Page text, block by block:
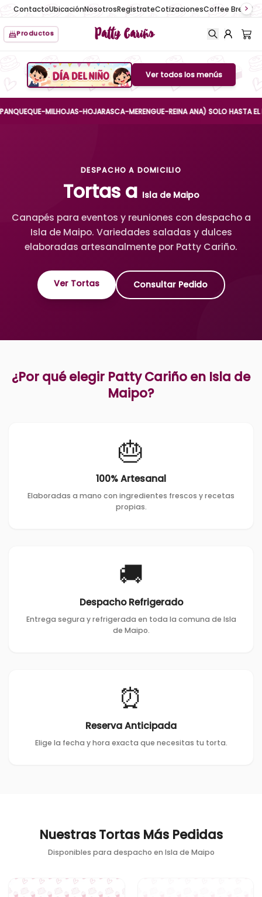
ContactoUbicaciónNosotrosRegistrateCotizacionesCoffee Break
Productos Patty Cariño
Boton de menu
Ver todos los menús
MILHOJAS-HOJARASCA-MERENGUE-REINA ANA) SOLO HASTA EL DÍA
DESPACHO A DOMICILIO
Tortas a Isla de Maipo
Canapés para eventos y reuniones con despacho a
Isla de Maipo. Variedades saladas y dulces
elaboradas artesanalmente por Patty Cariño.
Ver Tortas Consultar Pedido
¿Por qué elegir Patty Cariño en Isla de
Maipo?
🎂
100% Artesanal
Elaboradas a mano con ingredientes frescos y recetas
propias.
🚚
Despacho Refrigerado
Entrega segura y refrigerada en toda la comuna de Isla
de Maipo.
⏰
Reserva Anticipada
Elige la fecha y hora exacta que necesitas tu torta.
Nuestras Tortas Más Pedidas
Disponibles para despacho en Isla de Maipo